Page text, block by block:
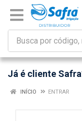
Já é cliente
INÍCIO ENTRAR